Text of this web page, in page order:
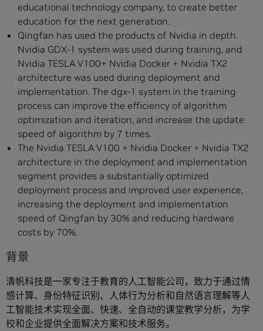
educational technology company, to create better
education for the next generation.
Qingfan has used the products of Nvidia in depth.
Nvidia GDX-1 system was used during training, and
Nvidia TESLA V100+ Nvidia Docker + Nvidia TX2
architecture was used during deployment and
implementation. The dgx-1 system in the training
process can improve the efficiency of algorithm
optimization and iteration, and increase the update
speed of algorithm by 7 times.
The Nvidia TESLA V100 + Nvidia Docker + Nvidia TX2
architecture in the deployment and implementation
segment provides a substantially optimized
deployment process and improved user experience,
increasing the deployment and implementation
speed of Qingfan by 30% and reducing hardware
costs by 70%.
背景
清帆科技是一家专注于教育的人工智能公司，致力于通过情
感计算、身份特征识别、人体行为分析和自然语言理解等人
工智能技术实现全面、快速、全自动的课堂教学分析，为学
校和企业提供全面解决方案和技术服务。